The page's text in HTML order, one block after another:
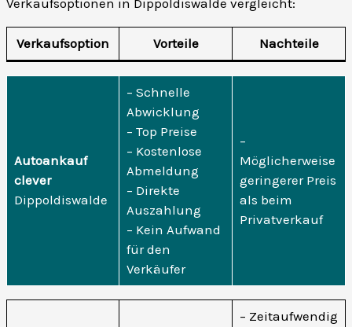
Verkaufsoptionen in Dippoldiswalde vergleicht:
Verkaufsoption Vorteile Nachteile
Autoankauf
clever
Dippoldiswalde
– Schnelle
Abwicklung
– Top Preise
– Kostenlose
Abmeldung
– Direkte
Auszahlung
– Kein Aufwand
für den
Verkäufer
–
Möglicherweise
geringerer Preis
als beim
Privatverkauf
– Zeitaufwendig